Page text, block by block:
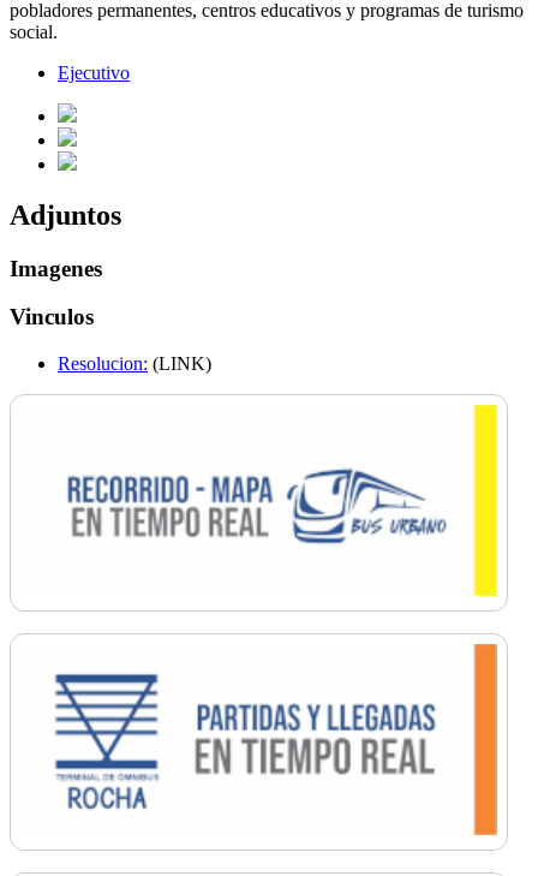
pobladores permanentes, centros educativos y programas de turismo
social.
Ejecutivo
Adjuntos
Imagenes
Vinculos
Resolucion: (LINK)